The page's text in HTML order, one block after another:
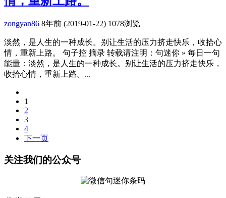
zongyan86 8年前 (2019-01-22) 1078浏览
淡然，是人生的一种成长。别让生活的压力挤走快乐，收拾心
情，重新上路。 句子控 摘录 转载请注明：句迷你 » 每日一句
能量：淡然，是人生的一种成长。别让生活的压力挤走快乐，
收拾心情，重新上路。...
1
2
3
4
下一页
关注我们的公众号